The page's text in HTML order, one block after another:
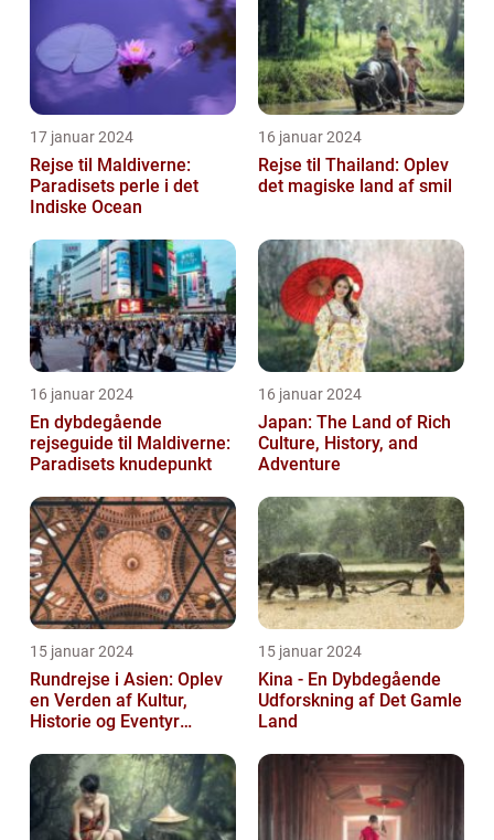
17 januar 2024
Rejse til Maldiverne:
Paradisets perle i det
Indiske Ocean
16 januar 2024
Rejse til Thailand: Oplev
det magiske land af smil
16 januar 2024
En dybdegående
rejseguide til Maldiverne:
Paradisets knudepunkt
16 januar 2024
Japan: The Land of Rich
Culture, History, and
Adventure
15 januar 2024
Rundrejse i Asien: Oplev
en Verden af Kultur,
Historie og Eventyr
15 januar 2024
Kina - En Dybdegående
Udforskning af Det Gamle
Land